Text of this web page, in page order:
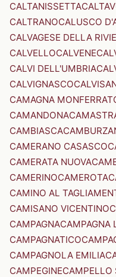
CALTANISSETTA
CALTRANOCALUSCO
CALVAGESE DELLA
CALVELLOCALVENE
CALVI DELL'UMBRIA
CALVIGNASCO
CAMAGNA
CAMANDONA
CAMBIASCA
CAMERANO CASASCO
CAMERATA NUOVA
CAMERINOCAMEROTA
CAMINO AL
CAMISANO VICENTINO
CAMPAGNACAMPAGNA
CAMPAGNATICO
CAMPAGNOLA EMILIA
CAMPEGINECAMPELLO